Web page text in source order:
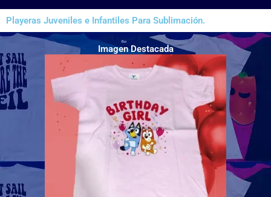
Playeras Juveniles e Infantiles Para Sublimación.
Imagen Destacada